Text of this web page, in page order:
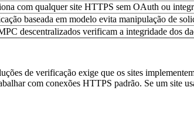
com qualquer site HTTPS sem OAuth ou
baseada em modelo evita manipulação de
descentralizados verificam a integridade dos
de verificação exige que os sites
com conexões HTTPS padrão. Se um site